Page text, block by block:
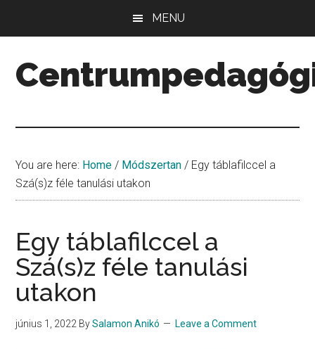
content
sidebar
sidebar
MENU
You are here: Home / Módszertan / Egy táblafilccel a
Szá(s)z féle tanulási utakon
Egy táblafilccel a
Szá(s)z féle tanulási
utakon
június 1, 2022 BySalamon Anikó Leave a Comment